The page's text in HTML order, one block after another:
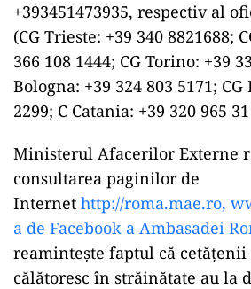
+393451473935, respectiv al
(CG Trieste: +39 340 8821688;
366 108 1444; CG Torino: +39
Bologna: +39 324 803 5171;
2299; C Catania: +39 320 965
Ministerul Afacerilor Externe
consultarea paginilor de
Internet http://roma.mae.ro,
a de Facebook a Ambasadei
reaminteşte faptul că
călătoresc în străinătate au la